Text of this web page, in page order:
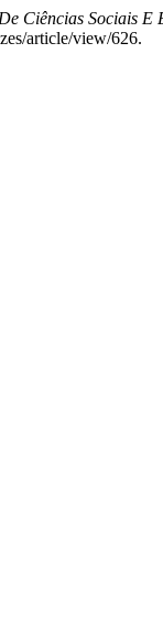
Ciências Sociais E
article/view/626.